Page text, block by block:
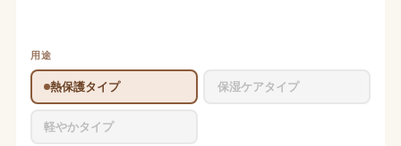
用途
熱保護タイプ 保湿ケアタイプ
軽やかタイプ